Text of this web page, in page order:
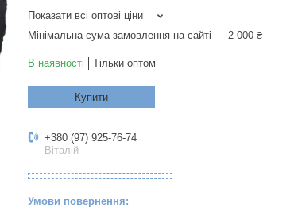
Показати всі оптові ціни
Мінімальна сума замовлення на сайті — 2 000 ₴
В наявності Тільки оптом
Купити
+380 (97) 925-76-74
Віталій